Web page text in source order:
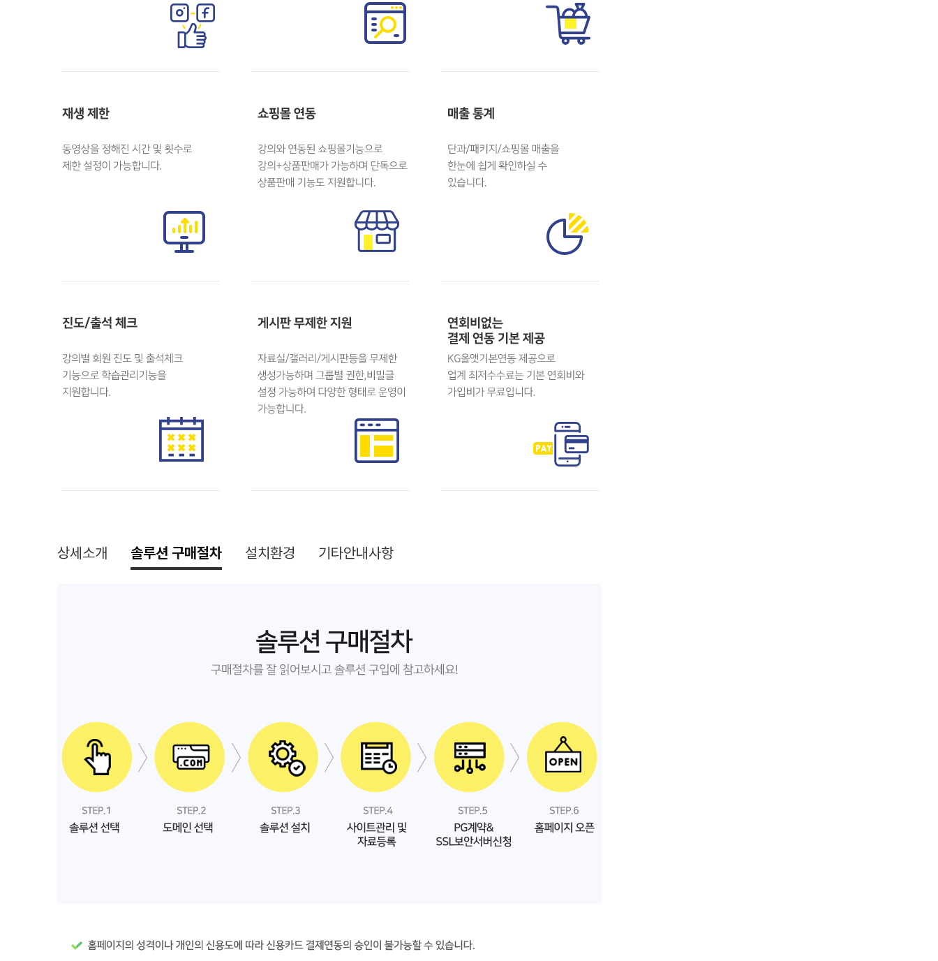
상세소개 솔루션 구매절차 설치환경 기타안내사항